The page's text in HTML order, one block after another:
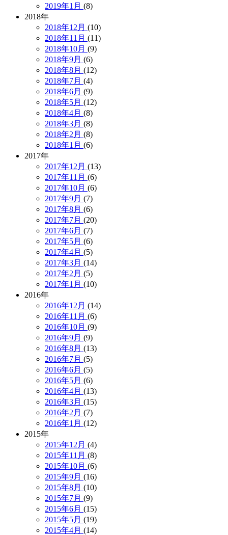
2019年1月 (8)
2018年
2018年12月 (10)
2018年11月 (11)
2018年10月 (9)
2018年9月 (6)
2018年8月 (12)
2018年7月 (4)
2018年6月 (9)
2018年5月 (12)
2018年4月 (8)
2018年3月 (8)
2018年2月 (8)
2018年1月 (6)
2017年
2017年12月 (13)
2017年11月 (6)
2017年10月 (6)
2017年9月 (7)
2017年8月 (6)
2017年7月 (20)
2017年6月 (7)
2017年5月 (6)
2017年4月 (5)
2017年3月 (14)
2017年2月 (5)
2017年1月 (10)
2016年
2016年12月 (14)
2016年11月 (6)
2016年10月 (9)
2016年9月 (9)
2016年8月 (13)
2016年7月 (5)
2016年6月 (5)
2016年5月 (6)
2016年4月 (13)
2016年3月 (15)
2016年2月 (7)
2016年1月 (12)
2015年
2015年12月 (4)
2015年11月 (8)
2015年10月 (6)
2015年9月 (16)
2015年8月 (10)
2015年7月 (9)
2015年6月 (15)
2015年5月 (19)
2015年4月 (14)